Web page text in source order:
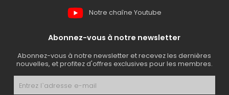
Notre chaîne Youtube
Abonnez-vous à notre newsletter
Abonnez-vous à notre newsletter et recevez les dernières
nouvelles, et profitez d'offres exclusives pour les membres.